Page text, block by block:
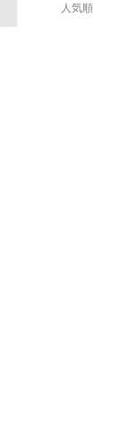
人気順